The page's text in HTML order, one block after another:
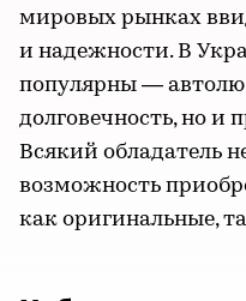
мировых рынках
и надежности. В
популярны —
долговечность, но и
Всякий обладатель
возможность
как оригинальные,